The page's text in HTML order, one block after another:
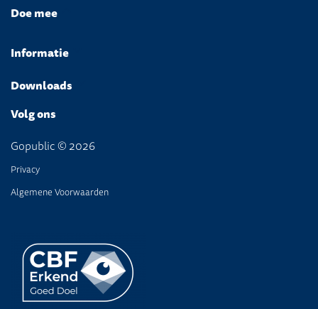
Doe mee
Informatie
Downloads
Volg ons
Gopublic © 2026
Privacy
Algemene Voorwaarden